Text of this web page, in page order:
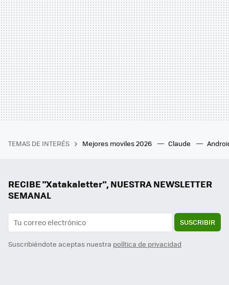
TEMAS DE INTERÉS Mejores moviles 2026 Claude
RECIBE "Xatakaletter", NUESTRA NEWSLETTER
SEMANAL
SUSCRIBIR
Suscribiéndote aceptas nuestra política de privacidad